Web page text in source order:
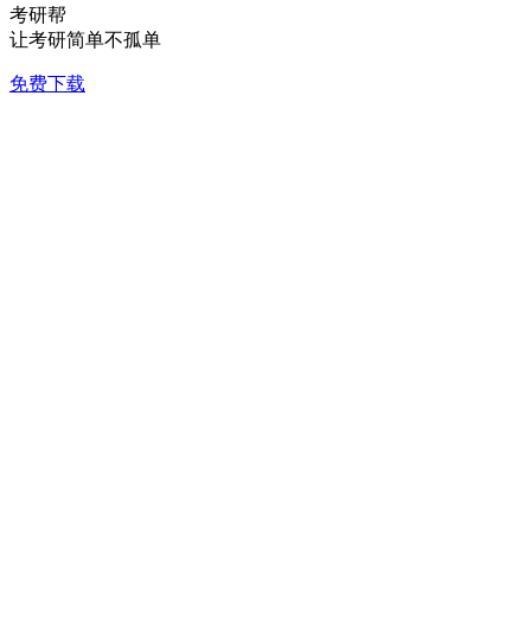
考研帮
让考研简单不孤单
免费下载